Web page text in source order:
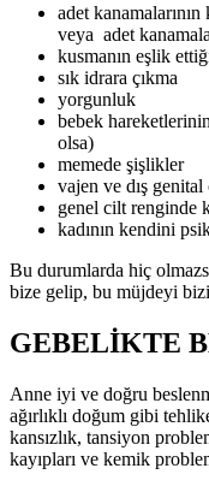
adet
veya adet
kusmanın eşlik
sık idrara çıkma
yorgunluk
bebek
olsa)
memede şişlikler
vajen ve dış
genel cilt renginde
kadının kendini
Bu durumlarda hiç
bize gelip, bu müjdeyi
GEBELİKTE
Anne iyi ve doğru
ağırlıklı doğum gibi
kansızlık, tansiyon
kayıpları ve kemik